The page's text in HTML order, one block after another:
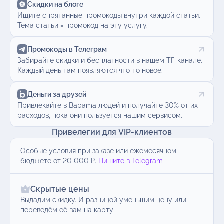
Скидки на блоге
Ищите спрятанные промокоды внутри каждой статьи.
Тема статьи = промокод на эту услугу.
Промокоды в Телеграм
Забирайте скидки и бесплатности в нашем ТГ-канале.
Каждый день там появляются что-то новое.
Деньги за друзей
Привлекайте в Babama людей и получайте 30% от их
расходов, пока они пользуется нашим сервисом.
Привелегии для VIP-клиентов
Особые условия при заказе или ежемесячном
бюджете от 20 000 ₽. Пишите в Telegram
Скрытые цены
Выдадим скидку. И разницой уменьшим цену или
переведём её вам на карту